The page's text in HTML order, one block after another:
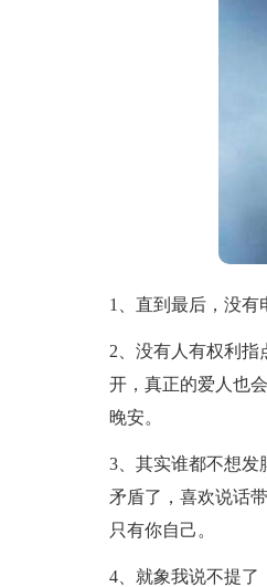
1、直到最后，没有
2、没有人有权利
开，真正的爱人也
晚安。
3、其实谁都不想发
矛盾了，喜欢说话
只有你自己。
4、就象我说不提了